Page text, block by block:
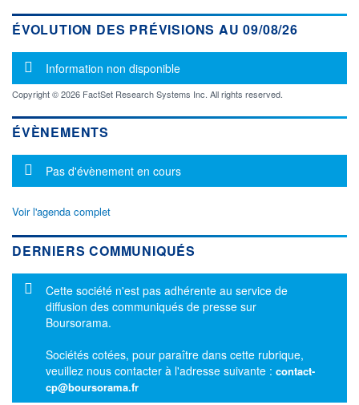
ÉVOLUTION DES PRÉVISIONS AU 09/08/26
Message d'information
Information non disponible
Copyright © 2026 FactSet Research Systems Inc. All rights reserved.
ÉVÈNEMENTS
Message d'information
Pas d'évènement en cours
Voir l'agenda complet
DERNIERS COMMUNIQUÉS
Message d'information
Cette société n'est pas adhérente au service de
diffusion des communiqués de presse sur
Boursorama.
Sociétés cotées, pour paraître dans cette rubrique,
veuillez nous contacter à l'adresse suivante : contact-
cp@boursorama.fr